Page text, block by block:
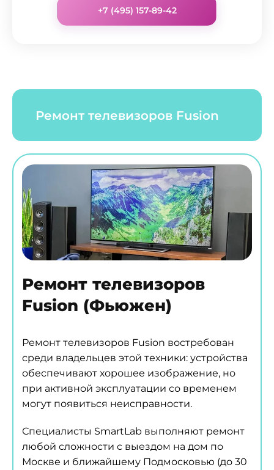
+7 (495) 157-89-42
Ремонт телевизоров Fusion
Ремонт телевизоров
Fusion (Фьюжен)
Ремонт телевизоров Fusion востребован
среди владельцев этой техники: устройства
обеспечивают хорошее изображение, но
при активной эксплуатации со временем
могут появиться неисправности.
Специалисты SmartLab выполняют ремонт
любой сложности с выездом на дом по
Москве и ближайшему Подмосковью (до 30